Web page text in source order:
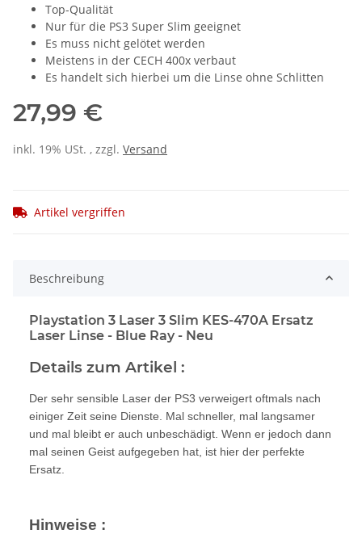
Top-Qualität
Nur für die PS3 Super Slim geeignet
Es muss nicht gelötet werden
Meistens in der CECH 400x verbaut
Es handelt sich hierbei um die Linse ohne Schlitten
27,99 €
inkl. 19% USt. , zzgl. Versand
Artikel vergriffen
Beschreibung
Playstation 3 Laser 3 Slim KES-470A Ersatz
Laser Linse - Blue Ray - Neu
Details zum Artikel :
Der sehr sensible Laser der PS3 verweigert oftmals nach
einiger Zeit seine Dienste. Mal schneller, mal langsamer
und mal bleibt er auch unbeschädigt. Wenn er jedoch dann
mal seinen Geist aufgegeben hat, ist hier der perfekte
Ersatz.
Hinweise :